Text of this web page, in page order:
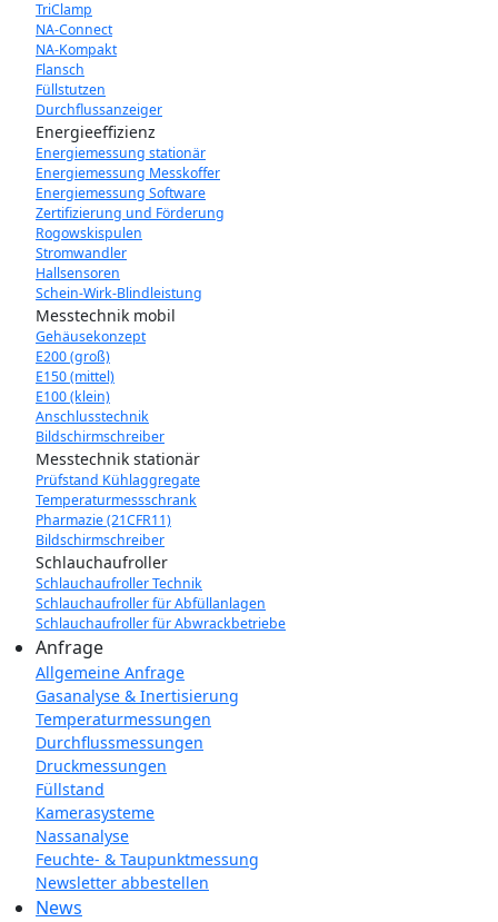
TriClamp
NA-Connect
NA-Kompakt
Flansch
Füllstutzen
Durchflussanzeiger
Energieeffizienz
Energiemessung stationär
Energiemessung Messkoffer
Energiemessung Software
Zertifizierung und Förderung
Rogowskispulen
Stromwandler
Hallsensoren
Schein-Wirk-Blindleistung
Messtechnik mobil
Gehäusekonzept
E200 (groß)
E150 (mittel)
E100 (klein)
Anschlusstechnik
Bildschirmschreiber
Messtechnik stationär
Prüfstand Kühlaggregate
Temperaturmessschrank
Pharmazie (21CFR11)
Bildschirmschreiber
Schlauchaufroller
Schlauchaufroller Technik
Schlauchaufroller für Abfüllanlagen
Schlauchaufroller für Abwrackbetriebe
Anfrage
Allgemeine Anfrage
Gasanalyse & Inertisierung
Temperaturmessungen
Durchflussmessungen
Druckmessungen
Füllstand
Kamerasysteme
Nassanalyse
Feuchte- & Taupunktmessung
Newsletter abbestellen
News